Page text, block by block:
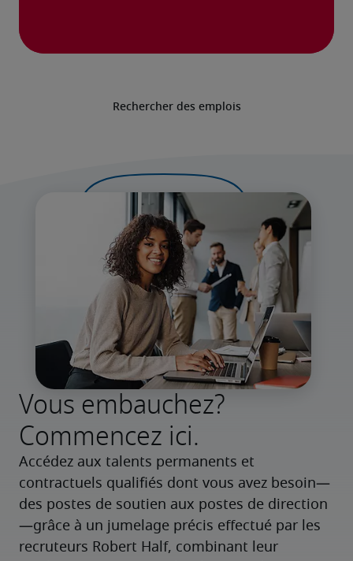
Rechercher des emplois
Vous embauchez?
Commencez ici.
Accédez aux talents permanents et
contractuels qualifiés dont vous avez besoin—
des postes de soutien aux postes de direction
—grâce à un jumelage précis effectué par les
recruteurs Robert Half, combinant leur